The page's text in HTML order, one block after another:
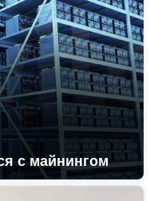
с майнингом